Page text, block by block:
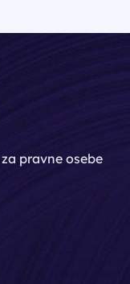
pravne osebe